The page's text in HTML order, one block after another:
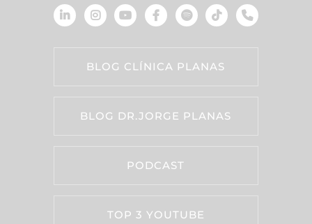
BLOG CLÍNICA PLANAS
BLOG DR.JORGE PLANAS
PODCAST
TOP 3 YOUTUBE